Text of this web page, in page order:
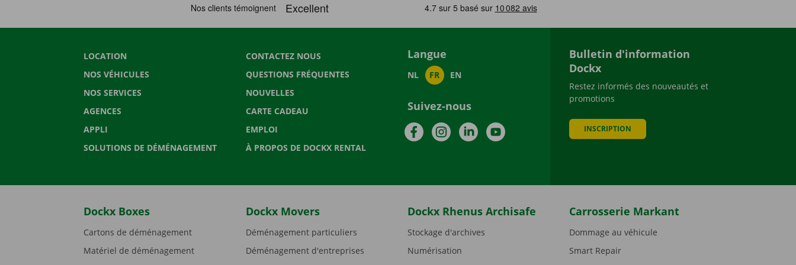
LOCATION
NOS VÉHICULES
NOS SERVICES
AGENCES
APPLI
SOLUTIONS DE DÉMÉNAGEMENT
CONTACTEZ NOUS
QUESTIONS FRÉQUENTES
NOUVELLES
CARTE CADEAU
EMPLOI
À PROPOS DE DOCKX RENTAL
Langue
NL FR EN
Suivez-nous
FacebookInstagramLinkedInYouTube
Bulletin d'information
Dockx
Restez informés des nouveautés et
promotions
INSCRIPTION
Dockx Boxes
Cartons de déménagement
Matériel de déménagement
Dockx Movers
Déménagement particuliers
Déménagement d'entreprises
Dockx Rhenus Archisafe
Stockage d'archives
Numérisation
Carrosserie Markant
Dommage au véhicule
Smart Repair